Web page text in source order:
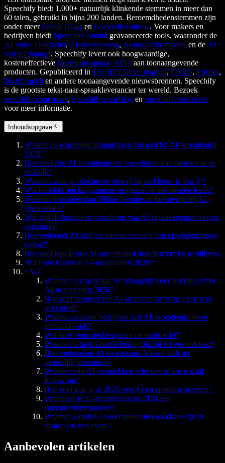
Speechify biedt 1.000+ natuurlijk klinkende stemmen in meer dan
60 talen, gebruikt in bijna 200 landen. Beroemdhedenstemmen zijn
onder meer Snoop Dogg en Gwyneth Paltrow. Voor makers en
bedrijven biedt Speechify Studio geavanceerde tools, waaronder de
AI Voice Generator, AI-stemkloning, AI-nasynchronisatie en de AI
Voice Changer. Speechify levert ook hoogwaardige,
kosteneffectieve tekst-naar-spraak-API’s aan toonaangevende
producten. Gepubliceerd in The Wall Street Journal, CNBC, Forbes,
TechCrunch en andere toonaangevende nieuwsbronnen. Speechify
is de grootste tekst-naar-spraakleverancier ter wereld. Bezoek
speechify.com/news, speechify.com/blog en speechify.com/press
voor meer informatie.
Inhoudsopgave
Waarom is reactietijd belangrijker dan ooit bij AI-receptionist
2026?
Hoe snel zijn AI-receptionisten vergeleken met mensen in de
praktijk?
Waarom wint je concurrent terwijl hij niet beter is dan jij?
Wat kost het om langzaam te reageren op inkomende leads?
Waarom is minder dan 500ms latentie zo belangrijk bij AI-
gesprekken?
Wat zijn de kosten en voordelen van AI-spraakagenten versus
personeel?
Hoe verhoudt AI zich tot andere vormen van opvolging zoals
e-mail?
Hoe snel kun je een AI-receptionist instellen om bij te blijven?
Wat is de kern van AI-receptionist 2026?
FAQ
Waarom is reactietijd zo belangrijk voor bedrijven met
AI-receptionist 2026?
Hoe snel reageert een AI-receptionist vergeleken met
personeel?
Waarom winnen bedrijven met AI-receptionist meer
inbound leads?
Wat kost vertraagd reageren op leads echt?
Waarom is lage latentie belangrijk bij AI-gesprekken?
Hoe verhouden AI-receptionist kosten zich tot
menselijk personeel?
Waarom zijn AI-gesprekken effectiever dan e-mail
follow-up?
Hoe snel kun je in 2026 een AI-receptionist inzetten?
Waardoor is AI-receptionist in 2026 een
concurrentievoordeel?
Waarom worden AI-receptionisten noodzakelijk in
plaats van een extra?
Aanbevolen artikelen